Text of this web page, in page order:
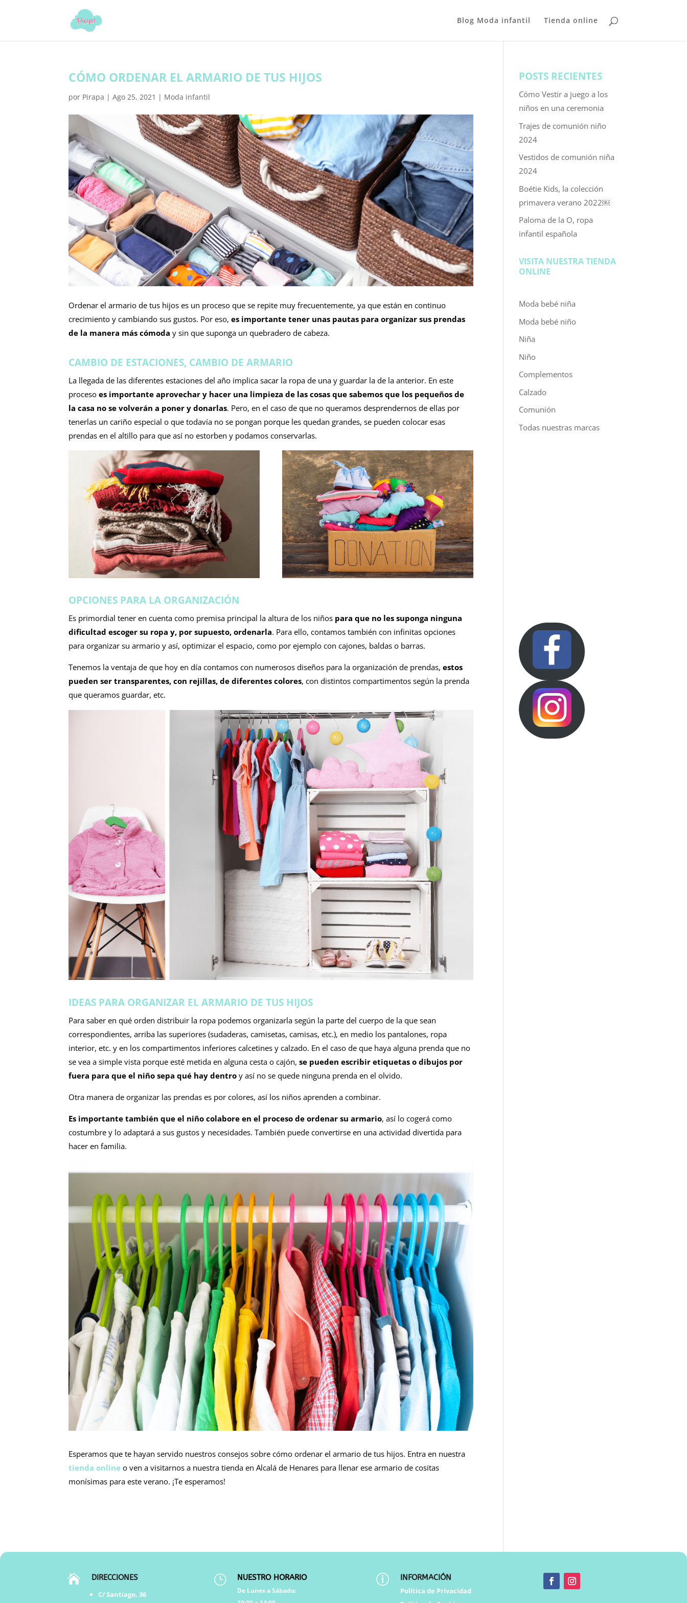
Blog Moda infantil Tienda online
CÓMO ORDENAR EL ARMARIO DE TUS HIJOS
por Pirapa |Ago 25, 2021 | Moda infantil
Ordenar el armario de tus hijos es un proceso que se repite muy frecuentemente, ya que están en continuo
crecimiento y cambiando sus gustos. Por eso,es importante tener unas pautas para organizar sus prendas
de la manera más cómoda y sin que suponga un quebradero de cabeza.
CAMBIO DE ESTACIONES, CAMBIO DE ARMARIO
La llegada de las diferentes estaciones del año implica sacar la ropa de una y guardar la de la anterior. En este
procesoes importante aprovechar y hacer una limpieza de las cosas que sabemos que los pequeños de
la casa no se volverán a poner y donarlas. Pero, en el caso de que no queramos desprendernos de ellas por
tenerlas un cariño especial o que todavía no se pongan porque les quedan grandes, se pueden colocar esas
prendas en el altillo para que así no estorben y podamos conservarlas.
OPCIONES PARA LA ORGANIZACIÓN
Es primordial tener en cuenta como premisa principal la altura de los niños para que no les suponga ninguna
dificultad escoger su ropa y, por supuesto, ordenarla. Para ello, contamos también con infinitas opciones
para organizar su armario y así, optimizar el espacio, como por ejemplo con cajones, baldas o barras.
Tenemos la ventaja de que hoy en día contamos con numerosos diseños para la organización de prendas,estos
pueden ser transparentes, con rejillas, de diferentes colores, con distintos compartimentos según la prenda
que queramos guardar, etc.
IDEAS PARA ORGANIZAR EL ARMARIO DE TUS HIJOS
Para saber en qué orden distribuir la ropa podemos organizarla según la parte del cuerpo de la que sean
correspondientes, arriba las superiores (sudaderas, camisetas, camisas, etc.), en medio los pantalones, ropa
interior, etc. y en los compartimentos inferiores calcetines y calzado. En el caso de que haya alguna prenda que no
se vea a simple vista porque esté metida en alguna cesta o cajón,se pueden escribir etiquetas o dibujos por
fuera para que el niño sepa qué hay dentro y así no se quede ninguna prenda en el olvido.
Otra manera de organizar las prendas es por colores, así los niños aprenden a combinar.
Es importante también que el niño colabore en el proceso de ordenar su armario, así lo cogerá como
costumbre y lo adaptará a sus gustos y necesidades. También puede convertirse en una actividad divertida para
hacer en familia.
Esperamos que te hayan servido nuestros consejos sobre cómo ordenar el armario de tus hijos. Entra en nuestra
tienda online o ven a visitarnos a nuestra tienda en Alcalá de Henares para llenar ese armario de cositas
monísimas para este verano. ¡Te esperamos!
POSTS RECIENTES
Cómo Vestir a juego a los
niños en una ceremonia
Trajes de comunión niño
2024
Vestidos de comunión niña
2024
Boétie Kids, la colección
primavera verano 2022￼
Paloma de la O, ropa
infantil española
VISITA NUESTRA TIENDA
ONLINE
Moda bebé niña
Moda bebé niño
Niña
Niño
Complementos
Calzado
Comunión
Todas nuestras marcas

DIRECCIONES
C/ Santiago, 36
} NUESTRO HORARIO
De Lunes a Sábado:
p
INFORMACIÓN
Política de Privacidad